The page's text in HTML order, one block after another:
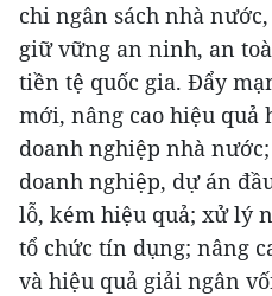
chi ngân sách nhà
giữ vững an ninh, an
tiền tệ quốc gia. Đẩy
mới, nâng cao hiệu quả
doanh nghiệp nhà
doanh nghiệp, dự án
lỗ, kém hiệu quả; xử lý
tổ chức tín dụng; nâng
và hiệu quả giải ngân